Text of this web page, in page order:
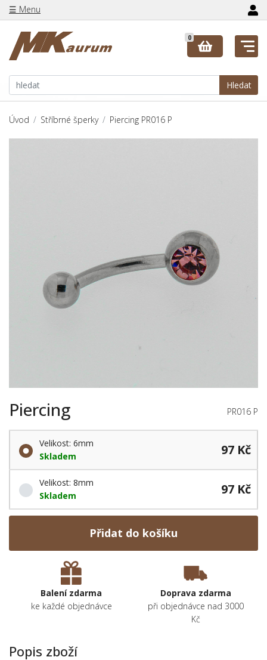
☰ Menu
Hledat
0
Úvod Stříbrné šperky Piercing PR016 P
Piercing PR016 P
Velikost: 6mm
Skladem
97 Kč
Velikost: 8mm
Skladem
97 Kč
Přidat do košíku
Balení zdarma
ke každé objednávce
Doprava zdarma
při objednávce nad 3000
Kč
Popis zboží